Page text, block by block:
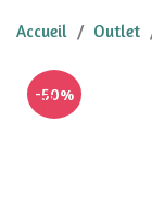
Accueil Outlet
-50%